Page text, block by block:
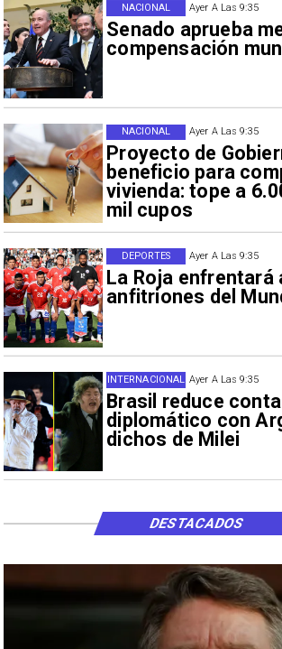
Ayer A Las 9:35
Senado aprueba
compensación
NACIONAL
Ayer A Las 9:35
Proyecto de
beneficio para
vivienda: tope a
mil cupos
NACIONAL
Ayer A Las 9:35
La Roja enfrentará
anfitriones del
DEPORTES
Ayer A Las 9:35
Brasil reduce
diplomático con
dichos de Milei
INTERNACIONAL
DESTACADOS